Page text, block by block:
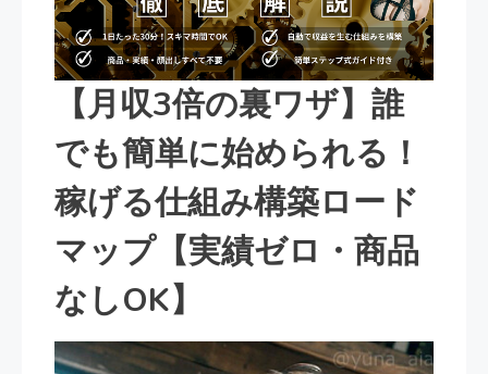
【月収3倍の裏ワザ】誰
でも簡単に始められる！
稼げる仕組み構築ロード
マップ【実績ゼロ・商品
なしOK】